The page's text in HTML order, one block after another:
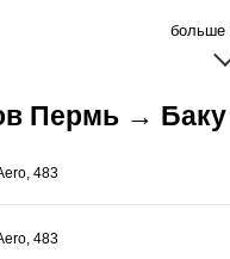
больше
Пермь → Баку
483
483